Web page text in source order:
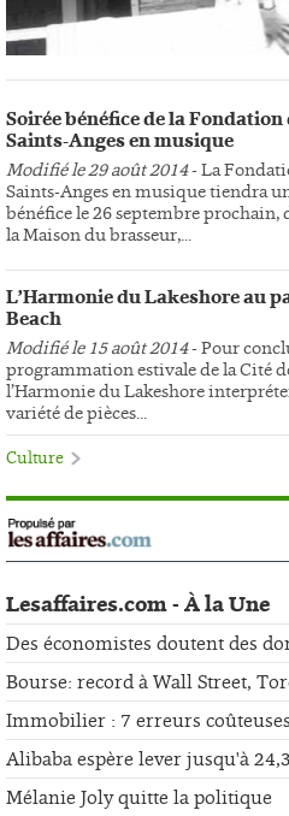
Soirée bénéfice de la Fondation
Saints-Anges en musique
Modifié le 29 août 2014- La
Saints-Anges en musique tiendra
bénéfice le 26 septembre prochain,
la Maison du brasseur,...
L’Harmonie du Lakeshore au
Beach
Modifié le 15 août 2014- Pour
programmation estivale de la Cité
l’Harmonie du Lakeshore
variété de pièces...
Culture
Lesaffaires.com - À la Une
Des économistes doutent des
Bourse: record à Wall Street,
Immobilier : 7 erreurs
Alibaba espère lever jusqu'à
Mélanie Joly quitte la politique